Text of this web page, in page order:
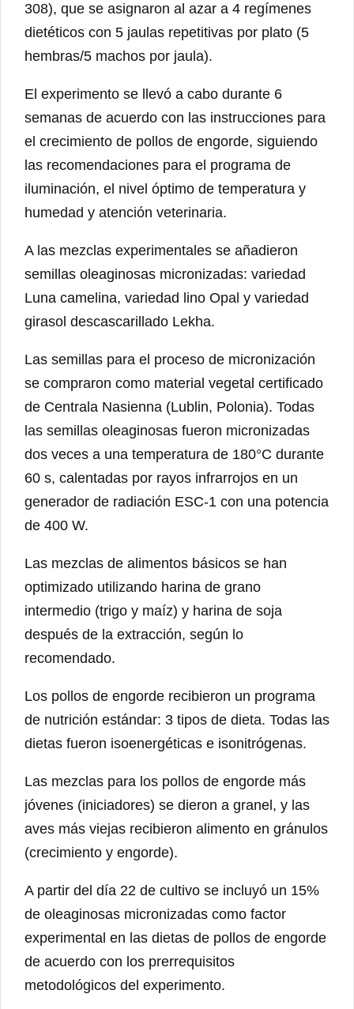
308), que se asignaron al azar a 4 regímenes
dietéticos con 5 jaulas repetitivas por plato (5
hembras/5 machos por jaula).
El experimento se llevó a cabo durante 6
semanas de acuerdo con las instrucciones para
el crecimiento de pollos de engorde, siguiendo
las recomendaciones para el programa de
iluminación, el nivel óptimo de temperatura y
humedad y atención veterinaria.
A las mezclas experimentales se añadieron
semillas oleaginosas micronizadas: variedad
Luna camelina, variedad lino Opal y variedad
girasol descascarillado Lekha.
Las semillas para el proceso de micronización
se compraron como material vegetal certificado
de Centrala Nasienna (Lublin, Polonia). Todas
las semillas oleaginosas fueron micronizadas
dos veces a una temperatura de 180°C durante
60 s, calentadas por rayos infrarrojos en un
generador de radiación ESC-1 con una potencia
de 400 W.
Las mezclas de alimentos básicos se han
optimizado utilizando harina de grano
intermedio (trigo y maíz) y harina de soja
después de la extracción, según lo
recomendado.
Los pollos de engorde recibieron un programa
de nutrición estándar: 3 tipos de dieta. Todas las
dietas fueron isoenergéticas e isonitrógenas.
Las mezclas para los pollos de engorde más
jóvenes (iniciadores) se dieron a granel, y las
aves más viejas recibieron alimento en gránulos
(crecimiento y engorde).
A partir del día 22 de cultivo se incluyó un 15%
de oleaginosas micronizadas como factor
experimental en las dietas de pollos de engorde
de acuerdo con los prerrequisitos
metodológicos del experimento.